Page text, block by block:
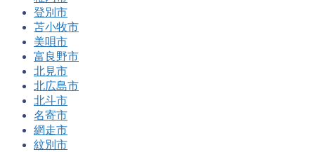
登別市
苫小牧市
美唄市
富良野市
北見市
北広島市
北斗市
名寄市
網走市
紋別市